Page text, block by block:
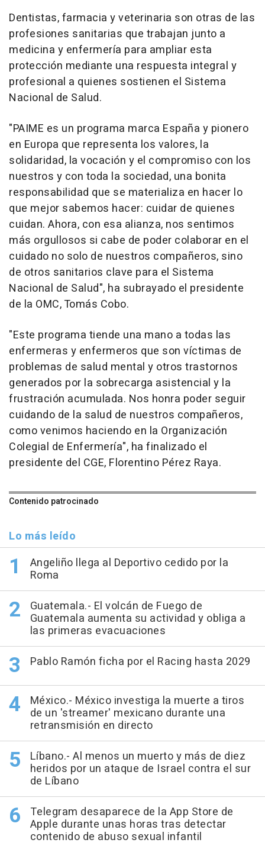
Dentistas, farmacia y veterinaria son otras de las
profesiones sanitarias que trabajan junto a
medicina y enfermería para ampliar esta
protección mediante una respuesta integral y
profesional a quienes sostienen el Sistema
Nacional de Salud.
"PAIME es un programa marca España y pionero
en Europa que representa los valores, la
solidaridad, la vocación y el compromiso con los
nuestros y con toda la sociedad, una bonita
responsabilidad que se materializa en hacer lo
que mejor sabemos hacer: cuidar de quienes
cuidan. Ahora, con esa alianza, nos sentimos
más orgullosos si cabe de poder colaborar en el
cuidado no solo de nuestros compañeros, sino
de otros sanitarios clave para el Sistema
Nacional de Salud", ha subrayado el presidente
de la OMC, Tomás Cobo.
"Este programa tiende una mano a todas las
enfermeras y enfermeros que son víctimas de
problemas de salud mental y otros trastornos
generados por la sobrecarga asistencial y la
frustración acumulada. Nos honra poder seguir
cuidando de la salud de nuestros compañeros,
como venimos haciendo en la Organización
Colegial de Enfermería", ha finalizado el
presidente del CGE, Florentino Pérez Raya.
Contenido patrocinado
Lo más leído
Angeliño llega al Deportivo cedido por la
Roma
Guatemala.- El volcán de Fuego de
Guatemala aumenta su actividad y obliga a
las primeras evacuaciones
Pablo Ramón ficha por el Racing hasta 2029
México.- México investiga la muerte a tiros
de un 'streamer' mexicano durante una
retransmisión en directo
Líbano.- Al menos un muerto y más de diez
heridos por un ataque de Israel contra el sur
de Líbano
Telegram desaparece de la App Store de
Apple durante unas horas tras detectar
contenido de abuso sexual infantil